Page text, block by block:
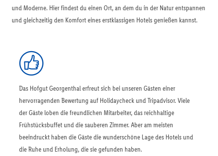
und Moderne. Hier findest du einen Ort, an dem du in der Natur entspannen
und gleichzeitig den Komfort eines erstklassigen Hotels genießen kannst.
Das Hofgut Georgenthal erfreut sich bei unseren Gästen einer
hervorragenden Bewertung auf Holidaycheck und Tripadvisor. Viele
der Gäste loben die freundlichen Mitarbeiter, das reichhaltige
Frühstücksbuffet und die sauberen Zimmer. Aber am meisten
beeindruckt haben die Gäste die wunderschöne Lage des Hotels und
die Ruhe und Erholung, die sie gefunden haben.